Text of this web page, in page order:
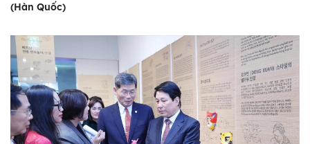
(Hàn Quốc)